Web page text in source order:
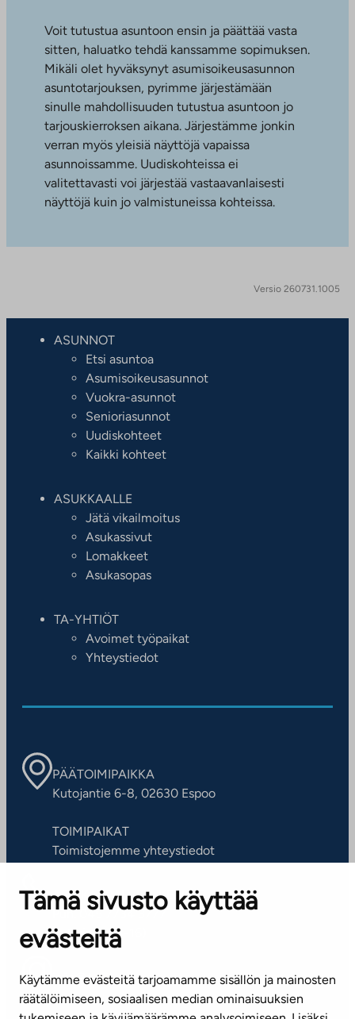
Tämä sivusto käyttää
evästeitä
Käytämme evästeitä tarjoamamme sisällön ja mainosten
räätälöimiseen, sosiaalisen median ominaisuuksien
Voit tutustua asuntoon ensin ja päättää vasta
sitten, haluatko tehdä kanssamme sopimuksen.
Mikäli olet hyväksynyt asumisoikeusasunnon
asuntotarjouksen, pyrimme järjestämään
sinulle mahdollisuuden tutustua asuntoon jo
tarjouskierroksen aikana. Järjestämme jonkin
verran myös yleisiä näyttöjä vapaissa
asunnoissamme. Uudiskohteissa ei
valitettavasti voi järjestää vastaavanlaisesti
näyttöjä kuin jo valmistuneissa kohteissa.
Versio 260731.1005
ASUNNOT
Etsi asuntoa
Asumisoikeusasunnot
Vuokra-asunnot
Senioriasunnot
Uudiskohteet
Kaikki kohteet
ASUKKAALLE
Jätä vikailmoitus
Asukassivut
Lomakkeet
Asukasopas
TA-YHTIÖT
Avoimet työpaikat
Yhteystiedot
PÄÄTOIMIPAIKKA
Kutojantie 6-8, 02630 Espoo
TOIMIPAIKAT
Toimistojemme yhteystiedot
ASIAKASPALVELUKESKUS
Puh. 045 7734 3777
(arkisin klo 8-16)
info@ta.fi